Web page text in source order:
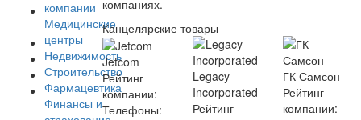
компании
Медицинские
центры
Недвижимость
Строительство
Фармацевтика
Финансы и
компаниях.
Канцелярские товары
Jetcom
Рейтинг
компании:
Телефоны:
Legacy
Incorporated
Рейтинг
ГК Самсон
Рейтинг
компании: